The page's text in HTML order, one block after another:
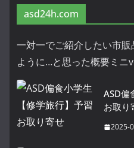
asd24h.com
一対一でご紹介したい市
ように…と思った概要ミニ
ASD偏
お取り
2025-